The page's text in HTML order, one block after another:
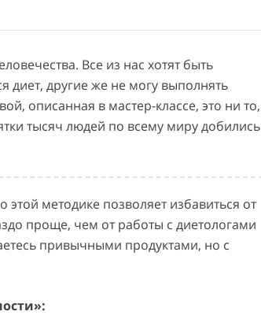
Все из нас хотят быть
другие же не могу выполнять
описанная в мастер-классе, это ни то,
тысяч людей по всему миру добились
этой методике позволяет избавиться от
проще, чем от работы с диетологами
привычными продуктами, но с